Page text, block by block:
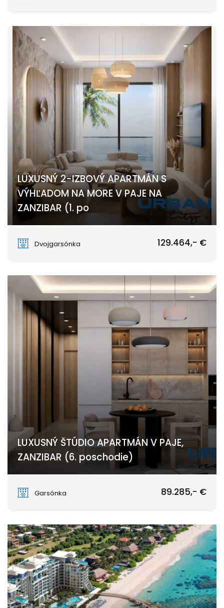
LUXUSNÝ 2-IZBOVÝ APARTMÁN S
VÝHĽADOM NA MORE V PAJE NA
ZANZIBAR (1. po
Dvojgarsónka
129.464,- €
LUXUSNÝ ŠTÚDIO APARTMÁN V PAJE,
ZANZIBAR (6. poschodie)
Garsónka
89.285,- €